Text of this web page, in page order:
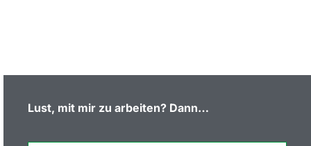
Lust, mit mir zu arbeiten? Dann…